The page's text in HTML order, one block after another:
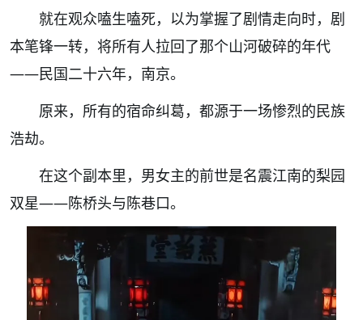
就在观众嗑生嗑死，以为掌握了剧情走向时，剧
本笔锋一转，将所有人拉回了那个山河破碎的年代
——民国二十六年，南京。
原来，所有的宿命纠葛，都源于一场惨烈的民族
浩劫。
在这个副本里，男女主的前世是名震江南的梨园
双星——陈桥头与陈巷口。